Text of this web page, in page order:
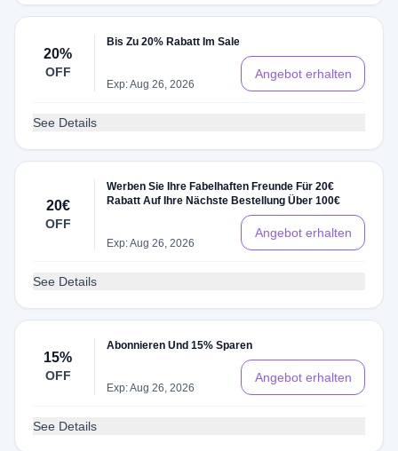
20%
OFF
Bis Zu 20% Rabatt Im Sale
Exp: Aug 26, 2026
Angebot erhalten
See Details
20€
OFF
Werben Sie Ihre Fabelhaften Freunde Für 20€
Rabatt Auf Ihre Nächste Bestellung Über 100€
Exp: Aug 26, 2026
Angebot erhalten
See Details
15%
OFF
Abonnieren Und 15% Sparen
Exp: Aug 26, 2026
Angebot erhalten
See Details